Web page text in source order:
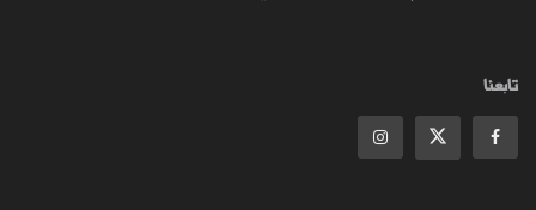
تابعنا